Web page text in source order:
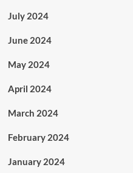
July 2024
June 2024
May 2024
April 2024
March 2024
February 2024
January 2024